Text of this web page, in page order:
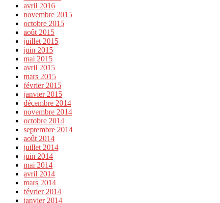
avril 2016
novembre 2015
octobre 2015
août 2015
juillet 2015
juin 2015
mai 2015
avril 2015
mars 2015
février 2015
janvier 2015
décembre 2014
novembre 2014
octobre 2014
septembre 2014
août 2014
juillet 2014
juin 2014
mai 2014
avril 2014
mars 2014
février 2014
janvier 2014